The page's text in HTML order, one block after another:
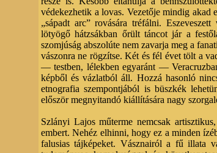
védekezhetik a lovas. Vezetője mindig
„sápadt arc” rovására tréfálni.
lötyögő hátzsákban őrült táncot jár a
szomjúság abszolúte nem zavarja meg a
vászonra ne rögzítse. Két és fél évet tölt a
— testben, lélekben egyaránt —
képből és vázlatból áll. Hozzá hasonló
etnografia szempontjából is büszkék
először megnyitandó kiállítására nagy
Szlányi Lajos műterme nemcsak
embert. Nehéz elhinni, hogy ez a minden
falusias tájképeket. Vásznairól a fű illata